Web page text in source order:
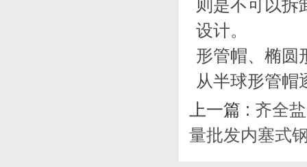
则是不可以拆
设计。
形管帽、椭圆
从半球形管帽
上一篇 : 齐全
量批发内塞式